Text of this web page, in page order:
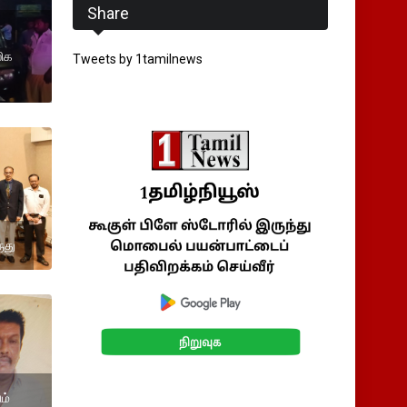
Share
Tweets by 1tamilnews